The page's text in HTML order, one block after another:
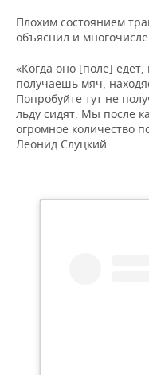
ХОККЕЙ С МЯЧОМ
ПРОИСШЕСТВИЯ
Плохим состоянием
объяснил и
«Когда оно [поле]
получаешь мяч,
Попробуйте тут не
льду сидят. Мы после
огромное количество
Леонид Слуцкий.